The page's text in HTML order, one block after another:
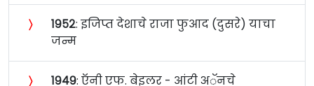
〉 १९५२: इजिप्त देशाचे राजा फुआद (दुसरे) याचा
जन्म
〉 १९४९: ऍनी एफ. बेइलर - आंटी अॅनचे